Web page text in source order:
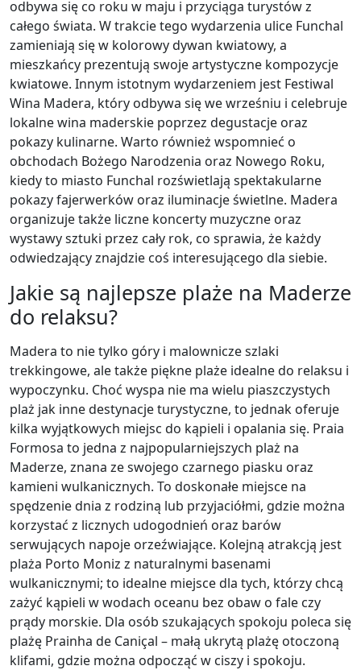
odbywa się co roku w maju i przyciąga turystów z
całego świata. W trakcie tego wydarzenia ulice Funchal
zamieniają się w kolorowy dywan kwiatowy, a
mieszkańcy prezentują swoje artystyczne kompozycje
kwiatowe. Innym istotnym wydarzeniem jest Festiwal
Wina Madera, który odbywa się we wrześniu i celebruje
lokalne wina maderskie poprzez degustacje oraz
pokazy kulinarne. Warto również wspomnieć o
obchodach Bożego Narodzenia oraz Nowego Roku,
kiedy to miasto Funchal rozświetlają spektakularne
pokazy fajerwerków oraz iluminacje świetlne. Madera
organizuje także liczne koncerty muzyczne oraz
wystawy sztuki przez cały rok, co sprawia, że każdy
odwiedzający znajdzie coś interesującego dla siebie.
Jakie są najlepsze plaże na Maderze
do relaksu?
Madera to nie tylko góry i malownicze szlaki
trekkingowe, ale także piękne plaże idealne do relaksu i
wypoczynku. Choć wyspa nie ma wielu piaszczystych
plaż jak inne destynacje turystyczne, to jednak oferuje
kilka wyjątkowych miejsc do kąpieli i opalania się. Praia
Formosa to jedna z najpopularniejszych plaż na
Maderze, znana ze swojego czarnego piasku oraz
kamieni wulkanicznych. To doskonałe miejsce na
spędzenie dnia z rodziną lub przyjaciółmi, gdzie można
korzystać z licznych udogodnień oraz barów
serwujących napoje orzeźwiające. Kolejną atrakcją jest
plaża Porto Moniz z naturalnymi basenami
wulkanicznymi; to idealne miejsce dla tych, którzy chcą
zażyć kąpieli w wodach oceanu bez obaw o fale czy
prądy morskie. Dla osób szukających spokoju poleca się
plażę Prainha de Caniçal – małą ukrytą plażę otoczoną
klifami, gdzie można odpocząć w ciszy i spokoju.